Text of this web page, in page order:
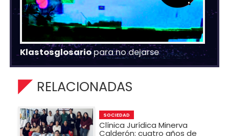
Klastosglosariopara no dejarse
RELACIONADAS
SOCIEDAD
Clínica Jurídica Minerva
Calderón: cuatro años de